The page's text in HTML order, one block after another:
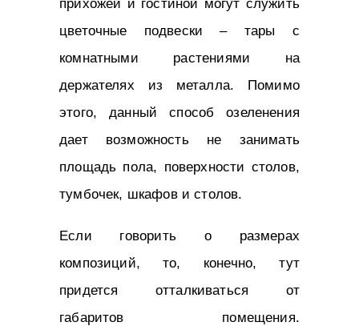
прихожей и гостиной могут служить
цветочные подвески – тары с
комнатными растениями на
держателях из металла. Помимо
этого, данный способ озеленения
дает возможность не занимать
площадь пола, поверхности столов,
тумбочек, шкафов и столов.
Если говорить о размерах
композиций, то, конечно, тут
придется отталкиваться от
габаритов помещения.